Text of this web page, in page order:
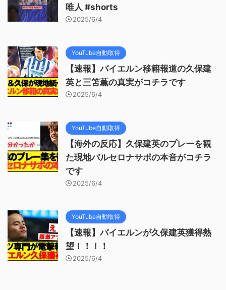
唯人 #shorts
2025/6/4
YouTube自動取得
【速報】バイエルン移籍報道の久保建
英と三笘薫の真実がコチラです
2025/6/4
YouTube自動取得
【海外の反応】久保建英のプレーを観
た現地バルセロナサポの本音がコチラ
です
2025/6/4
YouTube自動取得
【速報】バイエルンが久保建英獲得熱
望！！！！
2025/6/4